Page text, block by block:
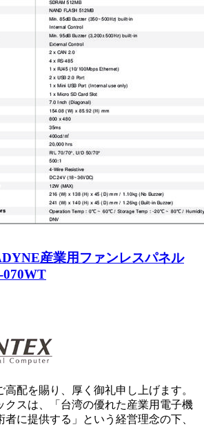
産業用ファンレスパネル
高配を賜り、厚く御礼申し上げます。
クスは、「台湾の優れた産業用電子機
者に提供する」という経営理念の下、